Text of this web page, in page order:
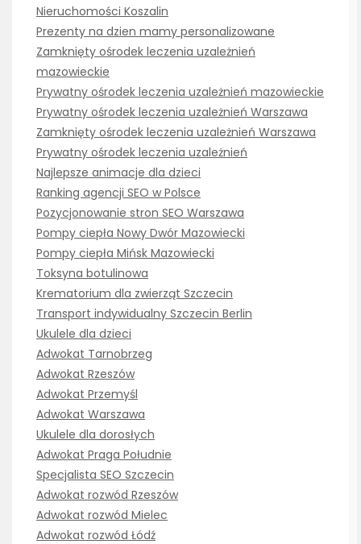
Nieruchomości Koszalin
Prezenty na dzien mamy personalizowane
Zamknięty ośrodek leczenia uzależnień
mazowieckie
Prywatny ośrodek leczenia uzależnień mazowieckie
Prywatny ośrodek leczenia uzależnień Warszawa
Zamknięty ośrodek leczenia uzależnień Warszawa
Prywatny ośrodek leczenia uzależnień
Najlepsze animacje dla dzieci
Ranking agencji SEO w Polsce
Pozycjonowanie stron SEO Warszawa
Pompy ciepła Nowy Dwór Mazowiecki
Pompy ciepła Mińsk Mazowiecki
Toksyna botulinowa
Krematorium dla zwierząt Szczecin
Transport indywidualny Szczecin Berlin
Ukulele dla dzieci
Adwokat Tarnobrzeg
Adwokat Rzeszów
Adwokat Przemyśl
Adwokat Warszawa
Ukulele dla dorosłych
Adwokat Praga Południe
Specjalista SEO Szczecin
Adwokat rozwód Rzeszów
Adwokat rozwód Mielec
Adwokat rozwód Łódź